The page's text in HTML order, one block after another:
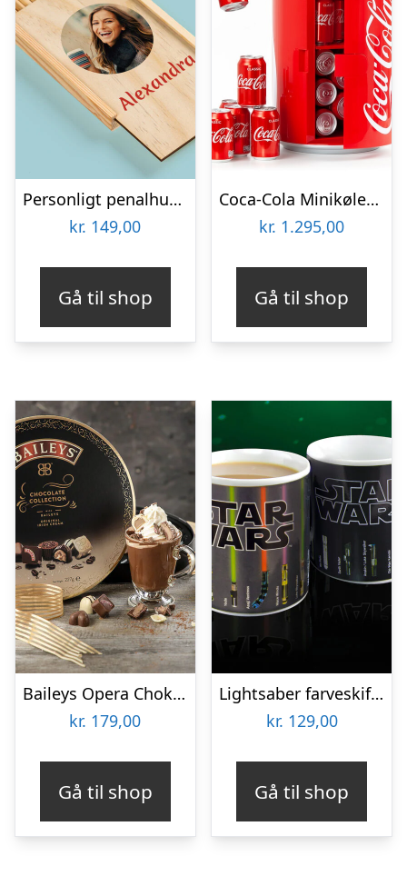
Personligt penalhus med foto & tekst
kr. 149,00
Gå til shop
Coca-Cola Minikøleskab
kr. 1.295,00
Gå til shop
Baileys Opera Chokoladeæske
kr. 179,00
Gå til shop
Lightsaber farveskiftende krus
kr. 129,00
Gå til shop